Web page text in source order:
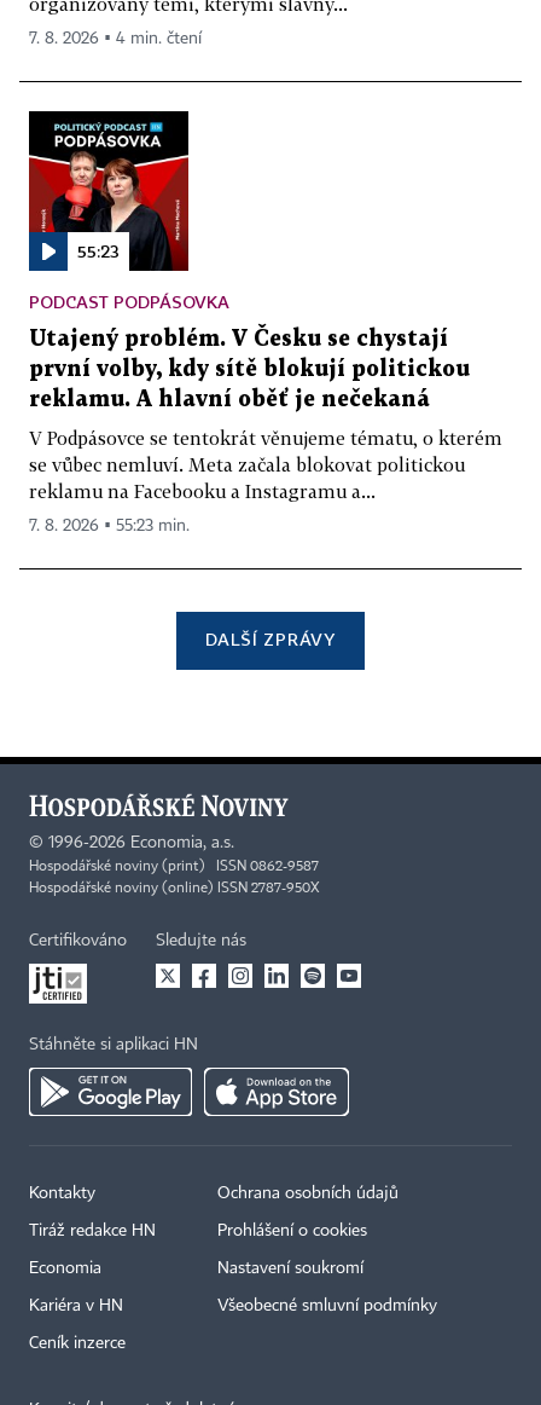
7. 8. 2026 ▪ 4 min. čtení
55:23
PODCAST PODPÁSOVKA
Utajený problém. V Česku se chystají
první volby, kdy sítě blokují politickou
reklamu. A hlavní oběť je nečekaná
V Podpásovce se tentokrát věnujeme tématu, o kterém
se vůbec nemluví. Meta začala blokovat politickou
reklamu na Facebooku a Instagramu a...
7. 8. 2026 ▪ 55:23 min.
DALŠÍ ZPRÁVY
© 1996-2026 Economia, a.s.
Hospodářské noviny (print) ISSN 0862-9587
Hospodářské noviny (online) ISSN 2787-950X
Certifikováno Sledujte nás
Stáhněte si aplikaci HN
Kontakty
Tiráž redakce HN
Economia
Kariéra v HN
Ceník inzerce
Ochrana osobních údajů
Prohlášení o cookies
Nastavení soukromí
Všeobecné smluvní podmínky